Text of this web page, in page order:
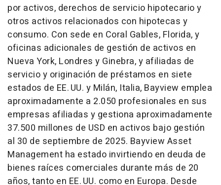
por activos, derechos de servicio hipotecario y
otros activos relacionados con hipotecas y
consumo. Con sede en Coral Gables, Florida, y
oficinas adicionales de gestión de activos en
Nueva York, Londres y Ginebra, y afiliadas de
servicio y originación de préstamos en siete
estados de EE. UU. y Milán, Italia, Bayview emplea
aproximadamente a 2.050 profesionales en sus
empresas afiliadas y gestiona aproximadamente
37.500 millones de USD en activos bajo gestión
al 30 de septiembre de 2025. Bayview Asset
Management ha estado invirtiendo en deuda de
bienes raíces comerciales durante más de 20
años, tanto en EE. UU. como en Europa. Desde